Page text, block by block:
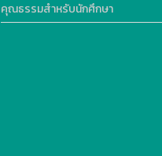
คุณธรรมสำหรับนักศึกษา